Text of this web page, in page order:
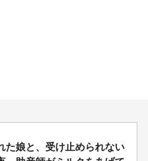
た娘と、受け止められない